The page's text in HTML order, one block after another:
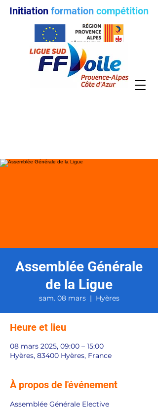
Initiation formation compétition
Assemblée Générale
de la Ligue
sam. 08 mars
  |
Hyères
Heure et lieu
08 mars 2025, 09:00 – 15:00
Hyères, 83400 Hyères, France
À propos de l'événement
Assemblée Générale Elective